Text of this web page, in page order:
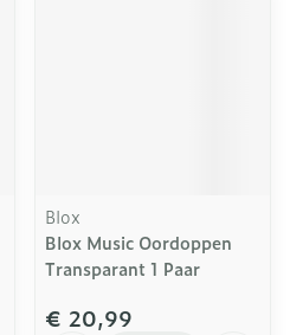
Blox
Blox Music Oordoppen
Transparant 1 Paar
€ 20,99